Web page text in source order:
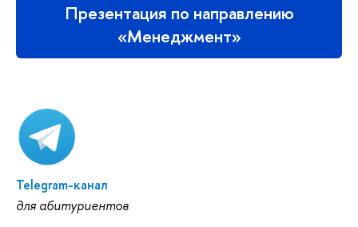
Презентация по направлению
«Менеджмент»
Telegram-канал
для абитуриентов